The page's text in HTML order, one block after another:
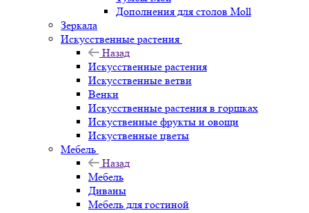
Дополнения для столов Moll
Зеркала
Искусственные растения
Назад
Искусственные растения
Искусственные ветви
Венки
Искусственные растения в горшках
Искуственные фрукты и овощи
Искуственные цветы
Мебель
Назад
Мебель
Диваны
Мебель для гостиной